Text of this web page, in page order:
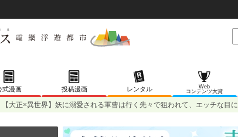
式漫画 投稿漫画 レンタル
Web
コンテンツ大賞
【大正×異世界】妖に溺愛される軍曹は行く先々で狙われて、エッチな目に